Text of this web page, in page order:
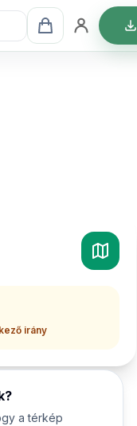
irány
a térkép